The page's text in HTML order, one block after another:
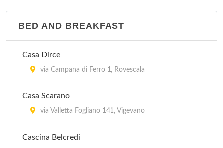
BED AND BREAKFAST
Casa Dirce
via Campana di Ferro 1, Rovescala
Casa Scarano
via Valletta Fogliano 141, Vigevano
Cascina Belcredi